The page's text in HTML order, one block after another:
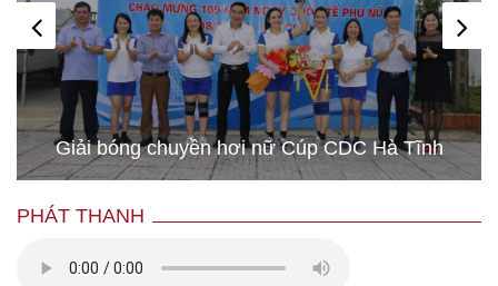
Giải bóng chuyền hơi nữ Cúp CDC Hà Tĩnh
PHÁT THANH